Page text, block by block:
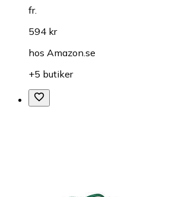
fr.
594 kr
hos Amazon.se
+5 butiker